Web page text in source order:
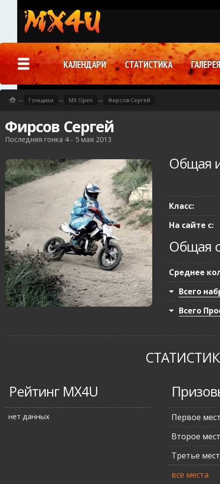
Фирсов Сергей
Последняя гонка 4 - 5 мая 2013
Общая
Класс:
На сайте с:
Общая
Среднее
Всего
Всего
Рейтинг MX4U
нет данных
Первое
Второе
Третье
все места
— Гонщики — MX Open — Фирсов Сергей
КАЛЕНДАРИ СТАТИСТИКА ГАЛЕРЕЯ